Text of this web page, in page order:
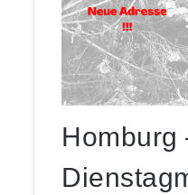
Homburg